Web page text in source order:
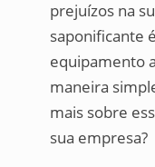
prejuízos na
saponificante
equipamento
maneira
mais sobre
sua empresa?